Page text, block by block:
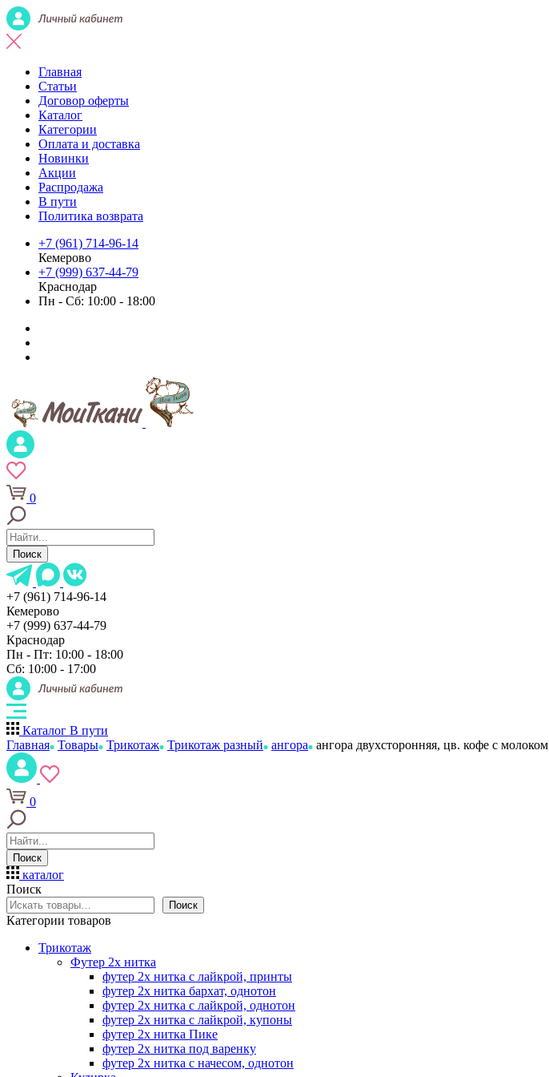
Главная
Статьи
Договор оферты
Каталог
Категории
Оплата и доставка
Новинки
Акции
Распродажа
В пути
Политика возврата
+7 (961) 714-96-14
Кемерово
+7 (999) 637-44-79
Краснодар
Пн - Сб: 10:00 - 18:00
0
Поиск
+7 (961) 714-96-14
Кемерово
+7 (999) 637-44-79
Краснодар
Пн - Пт: 10:00 - 18:00
Сб: 10:00 - 17:00
Каталог В пути
Главная Товары Трикотаж Трикотаж разный ангора ангора двухсторонняя, цв. кофе с молоком
0
Поиск
каталог
Поиск
Поиск
Категории товаров
Трикотаж
Футер 2х нитка
футер 2х нитка с лайкрой, принты
футер 2х нитка бархат, однотон
футер 2х нитка с лайкрой, однотон
футер 2х нитка с лайкрой, купоны
футер 2х нитка Пике
футер 2х нитка под варенку
футер 2х нитка с начесом, однотон